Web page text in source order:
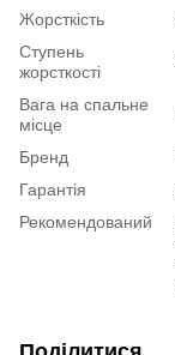
Жорсткість
Ступень
жорсткості
Вага на спальне
місце
Бренд
Гарантія
Рекомендований